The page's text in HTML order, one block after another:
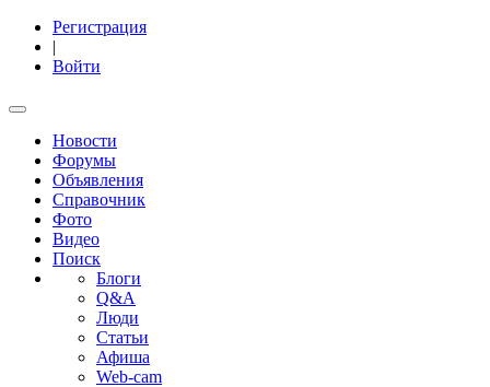
Регистрация
|
Войти
Новости
Форумы
Объявления
Справочник
Фото
Видео
Поиск
Блоги
Q&A
Люди
Статьи
Афиша
Web-cam